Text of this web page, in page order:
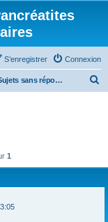
Connexion
S’enregistrer
Sujets sans réponse
1